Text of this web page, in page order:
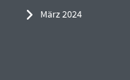
März 2024